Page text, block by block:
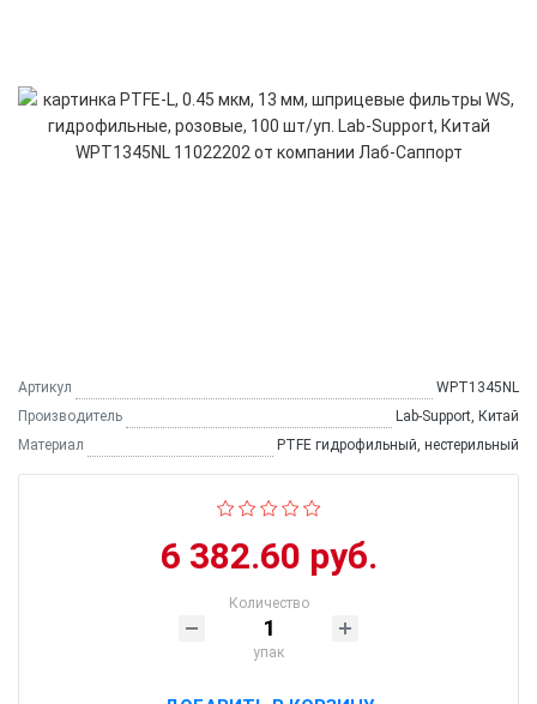
Артикул
WPT1345NL
Производитель
Lab-Support, Китай
Материал
PTFE гидрофильный, нестерильный
6 382.60 руб.
Количество
упак